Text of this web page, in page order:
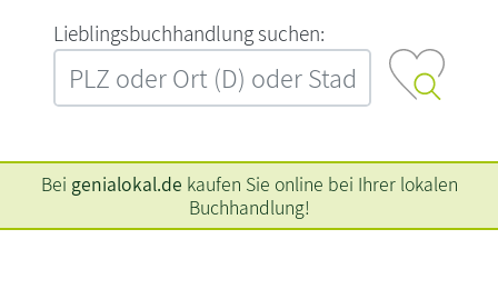
L‍i‍e‍b‍l‍i‍n‍g‍s‍b‍u‍c‍h‍h‍a‍n‍d‍l‍u‍n‍g‍ ‍s‍u‍c‍h‍e‍n‍:‍
Bei genialokal.de kaufen Sie online bei Ihrer lokalen
Buchhandlung!